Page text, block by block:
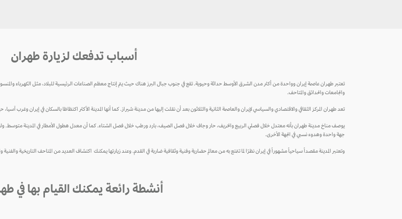
أسباب تدفعك لزيارة طهران
تعتبر طهران عاصمة إيران وواحدة من أكثر مدن الشرق الأوسط حداثة وحيوية. تقع في جنوب جبال البرز هناك حيث يتم إنتاج معظم الصناعات الرئيسية للبلاد، مثل الكهرباء
والجامعات والحدائق والمتاحف.
تعد طهران المركز الثقافي والاقتصادي والسياسي لإيران والعاصمة الثانية والثلاثون بعد أن نقلت إليها من مدينة شيراز. كما أنها المدينة الأكثر اكتظاظا بالسكان في إيران وغرب آسيا، حيث يبلغ
يوصف مناخ مدينة طهران بأنه معتدل خلال فصلي الربيع والخريف، حار وجاف خلال فصل الصيف، بارد ورطب خلال فصل الشتاء. كما أن معدل هطول الأمطار في المدينة متوسط. ولقد
جهة واحدة وهدوء نسبي في الجهة الأخرى.
وتعتبر المدينة مقصداً سياحياً مشهوراً في إيران نظرًا لما تتمتع به من معالم حضارية وفنية وثقافية ضاربة في القدم. وعند زيارتها يمكنك اكتشاف العديد من المتاحف التاريخية
أنشطة رائعة يمكنك القيام بها في